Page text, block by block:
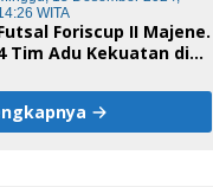
WITA
Foriscup II Majene.
Tim Adu Kekuatan di
Ini